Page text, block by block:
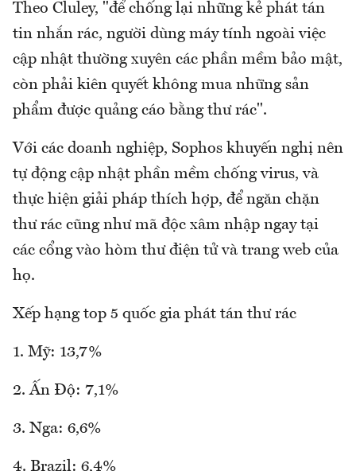
Theo Cluley, "để chống lại những kẻ phát tán
tin nhắn rác, người dùng máy tính ngoài việc
cập nhật thường xuyên các phần mềm bảo mật,
còn phải kiên quyết không mua những sản
phẩm được quảng cáo bằng thư rác".
Với các doanh nghiệp, Sophos khuyến nghị nên
tự động cập nhật phần mềm chống virus, và
thực hiện giải pháp thích hợp, để ngăn chặn
thư rác cũng như mã độc xâm nhập ngay tại
các cổng vào hòm thư điện tử và trang web của
họ.
Xếp hạng top 5 quốc gia phát tán thư rác
1. Mỹ: 13,7%
2. Ấn Độ: 7,1%
3. Nga: 6,6%
4. Brazil: 6,4%